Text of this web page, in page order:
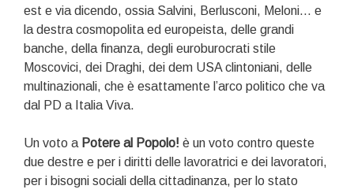
est e via dicendo, ossia Salvini, Berlusconi, Meloni… e
la destra cosmopolita ed europeista, delle grandi
banche, della finanza, degli euroburocrati stile
Moscovici, dei Draghi, dei dem USA clintoniani, delle
multinazionali, che è esattamente l’arco politico che va
dal PD a Italia Viva.
Un voto a Potere al Popolo! è un voto contro queste
due destre e per i diritti delle lavoratrici e dei lavoratori,
per i bisogni sociali della cittadinanza, per lo stato